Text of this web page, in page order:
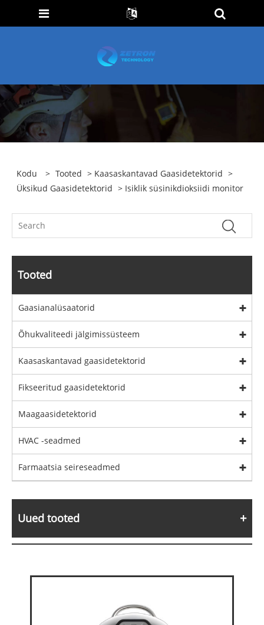
Kodu > Tooted > Kaasaskantavad Gaasidetektorid >
Üksikud Gaasidetektorid > Isiklik süsinikdioksiidi monitor
Tooted
Gaasianalüsaatorid
Õhukvaliteedi jälgimissüsteem
Kaasaskantavad gaasidetektorid
Fikseeritud gaasidetektorid
Maagaasidetektorid
HVAC -seadmed
Farmaatsia seireseadmed
Uued tooted